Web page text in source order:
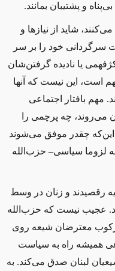
و پشتیبان بمانند.
شاید از نیازها و
سرگردانی خود را بر سر
یا نادیده گرفتن‌شان
است، این نیست که آنها
مهم بافتار اجتماعی
می‌روند، چه پرچمی را
این‌که چقدر موفق می‌شوند
لزوما سیاسی– حزب‌الله
رقصیدند و زنان در وسط
عجیب نیست که حزب‌الله
معترضان شیعه روی
همیشه راه به سیاست
لبنان صدق می‌کند. به